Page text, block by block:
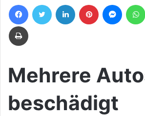
eine
E-
FacebookTwitter LinkedIn Pinterest
Drucken
Mehrere
beschädigt